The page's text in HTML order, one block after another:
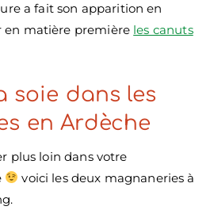
a fait son apparition en
en matière première les canuts
soie dans les
en Ardèche
plus loin dans votre
voici les deux magnaneries à